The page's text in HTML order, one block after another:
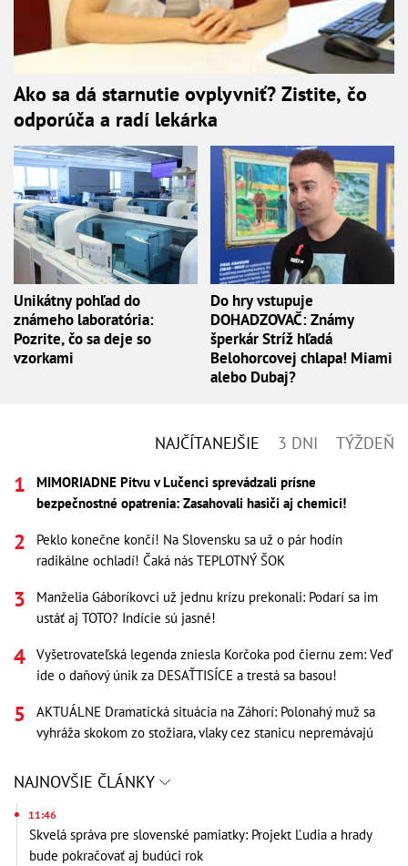
Ako sa dá starnutie ovplyvniť? Zistite, čo
odporúča a radí lekárka
Unikátny pohľad do
známeho laboratória:
Pozrite, čo sa deje so
vzorkami
Do hry vstupuje
DOHADZOVAČ: Známy
šperkár Stríž hľadá
Belohorcovej chlapa! Miami
alebo Dubaj?
NAJČÍTANEJŠIE 3 DNI TÝŽDEŇ
MIMORIADNE Pitvu v Lučenci sprevádzali prísne
bezpečnostné opatrenia: Zasahovali hasiči aj chemici!
Peklo konečne končí! Na Slovensku sa už o pár hodín
radikálne ochladí! Čaká nás TEPLOTNÝ ŠOK
Manželia Gáboríkovci už jednu krízu prekonali: Podarí sa im
ustáť aj TOTO? Indície sú jasné!
Vyšetrovateľská legenda zniesla Korčoka pod čiernu zem: Veď
ide o daňový únik za DESAŤTISÍCE a trestá sa basou!
AKTUÁLNE Dramatická situácia na Záhorí: Polonahý muž sa
vyhráža skokom zo stožiara, vlaky cez stanicu nepremávajú
NAJNOVŠIE ČLÁNKY
11:46
Skvelá správa pre slovenské pamiatky: Projekt Ľudia a hrady
bude pokračovať aj budúci rok